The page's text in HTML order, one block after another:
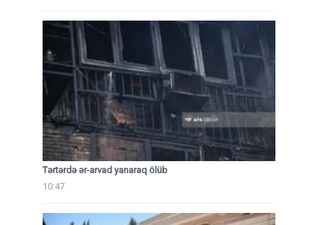
Tərtərdə ər-arvad yanaraq ölüb
10:47